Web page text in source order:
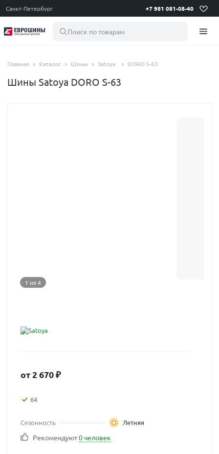
Санкт-Петербург +7 981 081-08-40
Поиск по товарам
Главная Каталог Шины Satoya DORO S-63
Шины Satoya DORO S-63
1 из 4
от2 670₽
64
Сезонность Летняя
Рекомендуют0 человек